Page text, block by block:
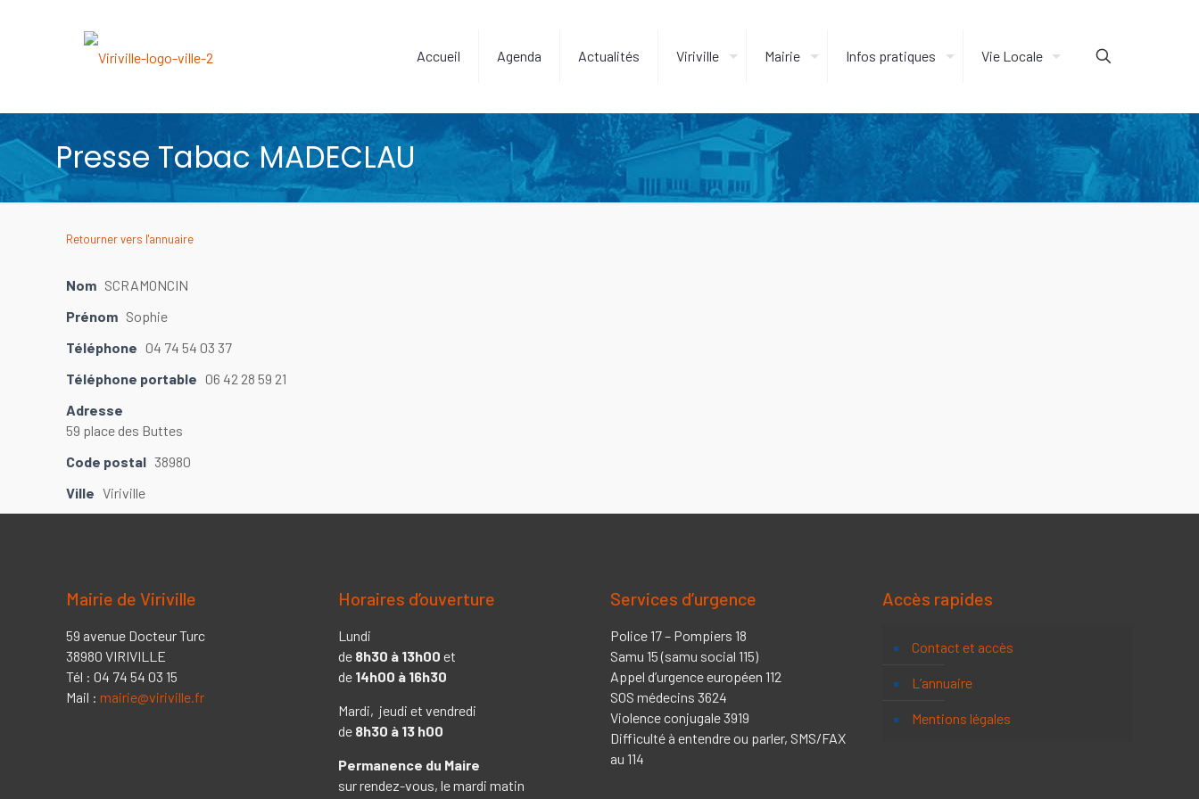
Accueil Agenda Actualités Viriville Mairie Infos pratiques Vie Locale
Presse Tabac MADECLAU
Retourner vers l'annuaire
Nom SCRAMONCIN
Prénom Sophie
Téléphone 04 74 54 03 37
Téléphone portable 06 42 28 59 21
Adresse
59 place des Buttes
Code postal 38980
Ville Viriville
Mairie de Viriville
59 avenue Docteur Turc
38980 VIRIVILLE
Tél : 04 74 54 03 15
Mail : mairie@viriville.fr
Horaires d’ouverture
Lundi
de 8h30 à 13h00 et
de 14h00 à 16h30
Mardi, jeudi et vendredi
de 8h30 à 13 h00
Permanence du Maire
sur rendez-vous, le mardi matin
Services d’urgence
Police 17 – Pompiers 18
Samu 15 (samu social 115)
Appel d’urgence européen 112
SOS médecins 3624
Violence conjugale 3919
Difficulté à entendre ou parler, SMS/FAX
au 114
Accès rapides
Contact et accès
L’annuaire
Mentions légales